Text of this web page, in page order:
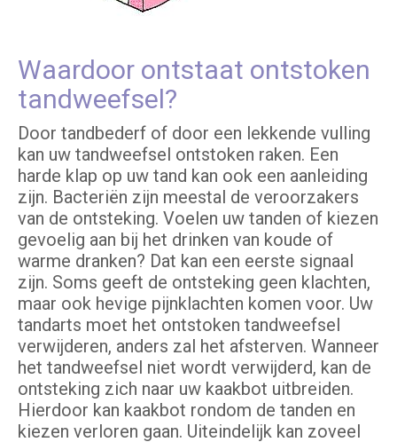
Waardoor ontstaat ontstoken
tandweefsel?
Door tandbederf of door een lekkende vulling
kan uw tandweefsel ontstoken raken. Een
harde klap op uw tand kan ook een aanleiding
zijn. Bacteriën zijn meestal de veroorzakers
van de ontsteking. Voelen uw tanden of kiezen
gevoelig aan bij het drinken van koude of
warme dranken? Dat kan een eerste signaal
zijn. Soms geeft de ontsteking geen klachten,
maar ook hevige pijnklachten komen voor. Uw
tandarts moet het ontstoken tandweefsel
verwijderen, anders zal het afsterven. Wanneer
het tandweefsel niet wordt verwijderd, kan de
ontsteking zich naar uw kaakbot uitbreiden.
Hierdoor kan kaakbot rondom de tanden en
kiezen verloren gaan. Uiteindelijk kan zoveel